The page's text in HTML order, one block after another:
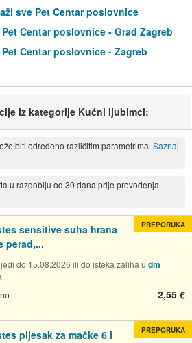
sve Pet Centar poslovnice
Pet Centar poslovnice - Grad Zagreb
Pet Centar poslovnice - Zagreb
iz kategorije Kućni ljubimci:
biti određeno različitim parametrima. Saznaj
u razdoblju od 30 dana prije provođenja
sensitive suha hrana
perad,...
do 15.08.2026 ili do isteka zaliha u dm
2,55 €
PREPORUKA
pijesak za mačke 6 l PREPORUKA